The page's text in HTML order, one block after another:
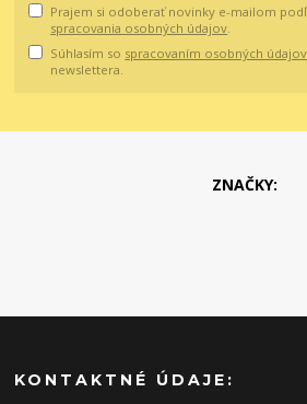
Prajem si odoberať novinky e-mailom
spracovania osobných údajov
Súhlasím so spracovaním osobných údajov
newslettera.
ZNAČKY:
KONTAKTNÉ ÚDAJE: